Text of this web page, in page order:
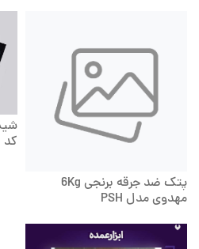
پتک ضد جرقه برنجی 6Kg
مهدوی مدل PSH
کد KWF-112